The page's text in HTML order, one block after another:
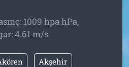
1009 hpa hPa,
4.61 m/s
Akşehir